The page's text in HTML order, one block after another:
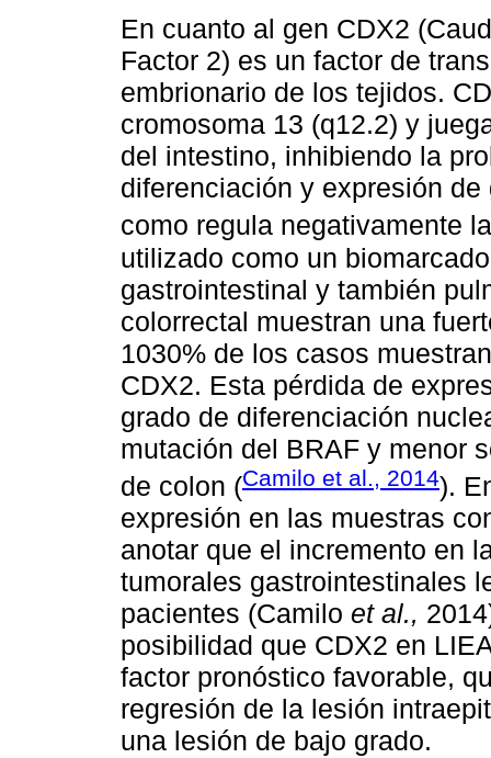
En cuanto al gen CDX2
Factor 2) es un factor de
embrionario de los tejidos.
cromosoma 13 (q12.2) y
del intestino, inhibiendo la
diferenciación y expresión
como regula negativamente
utilizado como un
gastrointestinal y también
colorrectal muestran una
1030% de los casos
CDX2. Esta pérdida de
grado de diferenciación
mutación del BRAF y menor
de colon (Camilo et al., 2014).
expresión en las muestras
anotar que el incremento en
tumorales gastrointestinales
pacientes (Camilo et al.,
posibilidad que CDX2 en
factor pronóstico favorable,
regresión de la lesión
una lesión de bajo grado.